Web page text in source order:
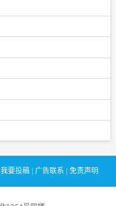
我要投稿 广告联系 免责声明